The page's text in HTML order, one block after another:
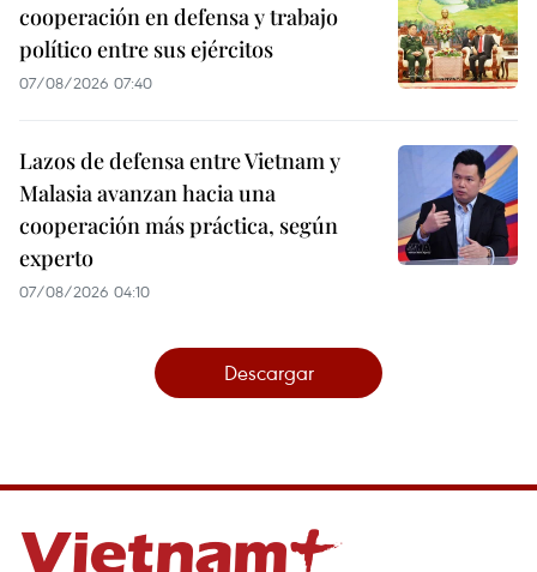
cooperación en defensa y trabajo
político entre sus ejércitos
07/08/2026 07:40
Lazos de defensa entre Vietnam y
Malasia avanzan hacia una
cooperación más práctica, según
experto
07/08/2026 04:10
Descargar